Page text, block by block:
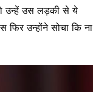
उन्हें उस लड़की से ये
उन्होंने सोचा कि ना